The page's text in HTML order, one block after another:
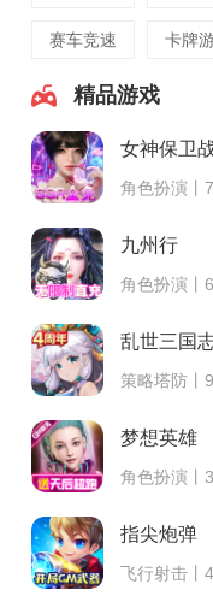
赛车竞速 卡牌
精品游戏
女神保卫
角色扮演丨
九州行
角色扮演丨
乱世三国
策略塔防丨
梦想英雄
角色扮演丨
指尖炮弹
飞行射击丨